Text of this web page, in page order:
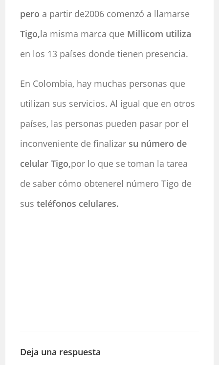
pero a partir de2006 comenzó a llamarse
Tigo,la misma marca que Millicom utiliza
en los 13 países donde tienen presencia.
En Colombia, hay muchas personas que
utilizan sus servicios. Al igual que en otros
países, las personas pueden pasar por el
inconveniente de finalizar su número de
celular Tigo,por lo que se toman la tarea
de saber cómo obtenerel número Tigo de
susteléfonos celulares.
Deja una respuesta